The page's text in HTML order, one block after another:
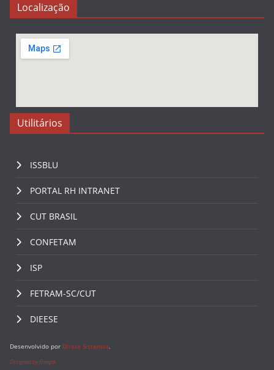
Localização
Utilitários
ISSBLU
PORTAL RH INTRANET
CUT BRASIL
CONFETAM
ISP
FETRAM-SC/CUT
DIEESE
Desenvolvido por Direta Sistemas.
Designed by Freepik